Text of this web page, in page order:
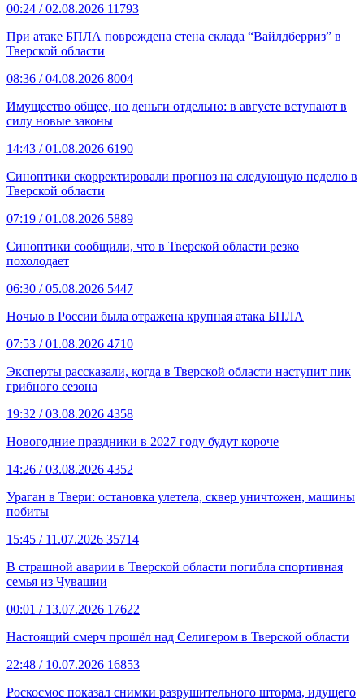
00:24 / 02.08.2026 11793
При атаке БПЛА повреждена стена склада “Вайлдберриз” в
Тверской области
08:36 / 04.08.2026 8004
Имущество общее, но деньги отдельно: в августе вступают в
силу новые законы
14:43 / 01.08.2026 6190
Синоптики скорректировали прогноз на следующую неделю в
Тверской области
07:19 / 01.08.2026 5889
Синоптики сообщили, что в Тверской области резко
похолодает
06:30 / 05.08.2026 5447
Ночью в России была отражена крупная атака БПЛА
07:53 / 01.08.2026 4710
Эксперты рассказали, когда в Тверской области наступит пик
грибного сезона
19:32 / 03.08.2026 4358
Новогодние праздники в 2027 году будут короче
14:26 / 03.08.2026 4352
Ураган в Твери: остановка улетела, сквер уничтожен, машины
побиты
15:45 / 11.07.2026 35714
В страшной аварии в Тверской области погибла спортивная
семья из Чувашии
00:01 / 13.07.2026 17622
Настоящий смерч прошёл над Селигером в Тверской области
22:48 / 10.07.2026 16853
Роскосмос показал снимки разрушительного шторма, идущего